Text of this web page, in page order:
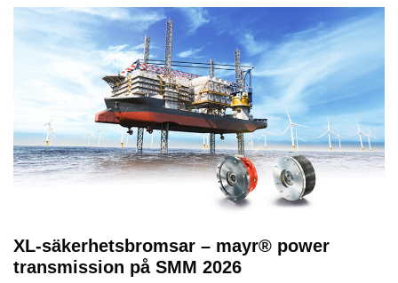
XL-säkerhetsbromsar – mayr® power
transmission på SMM 2026